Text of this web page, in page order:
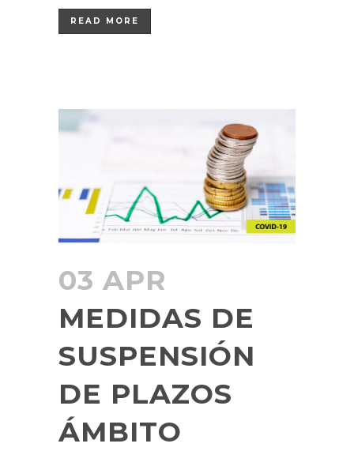
READ MORE
03 APR
MEDIDAS DE
SUSPENSIÓN
DE PLAZOS
ÁMBITO